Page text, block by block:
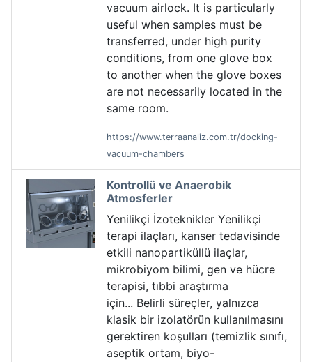
vacuum airlock. It is particularly
useful when samples must be
transferred, under high purity
conditions, from one glove box
to another when the glove boxes
are not necessarily located in the
same room.
https://www.terraanaliz.com.tr/docking-
vacuum-chambers
Kontrollü ve Anaerobik
Atmosferler
Yenilikçi İzoteknikler Yenilikçi
terapi ilaçları, kanser tedavisinde
etkili nanopartiküllü ilaçlar,
mikrobiyom bilimi, gen ve hücre
terapisi, tıbbi araştırma
için... Belirli süreçler, yalnızca
klasik bir izolatörün kullanılmasını
gerektiren koşulları (temizlik sınıfı,
aseptik ortam, biyo-